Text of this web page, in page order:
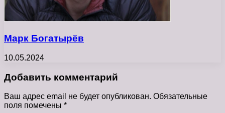
Марк Богатырёв
10.05.2024
Добавить комментарий
Ваш адрес email не будет опубликован. Обязательные
поля помечены *